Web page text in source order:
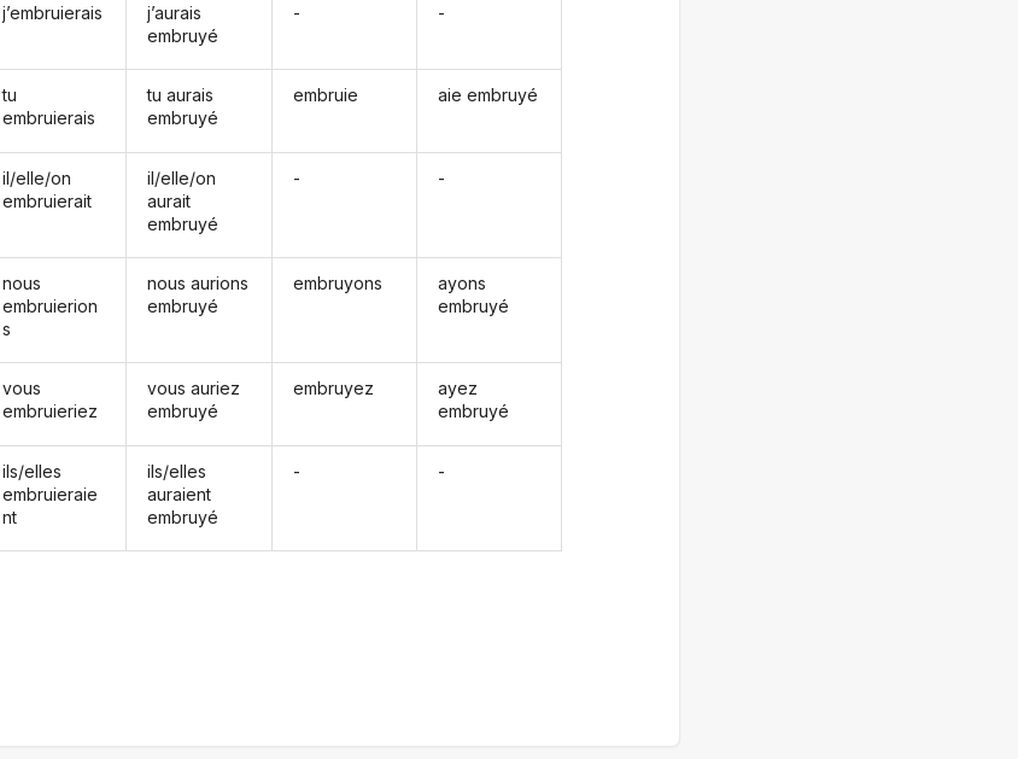
j’embruierais
tu
embruierais
il/elle/on
embruierait
nous
embruierion
s
vous
embruieriez
ils/elles
embruieraie
nt
j’aurais
embruyé
tu aurais
embruyé
il/elle/on
aurait
embruyé
nous aurions
embruyé
vous auriez
embruyé
ils/elles
auraient
embruyé
-
embruie
-
embruyons
embruyez
-
-
aie embruyé
-
ayons
embruyé
ayez
embruyé
-